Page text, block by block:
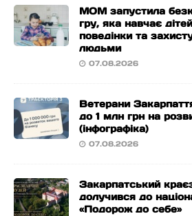
МОМ запустила
гру, яка навчає
поведінки та захисту
людьми
07.08.2026
Ветерани
до 1 млн грн на
(інфографіка)
07.08.2026
Закарпатський
долучився до
«Подорож до себе»